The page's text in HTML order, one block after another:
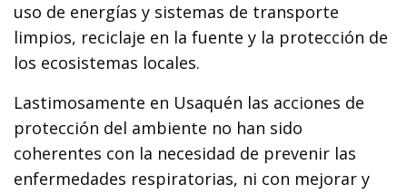
uso de energías y sistemas de transporte
limpios, reciclaje en la fuente y la protección de
los ecosistemas locales.
Lastimosamente en Usaquén las acciones de
protección del ambiente no han sido
coherentes con la necesidad de prevenir las
enfermedades respiratorias, ni con mejorar y